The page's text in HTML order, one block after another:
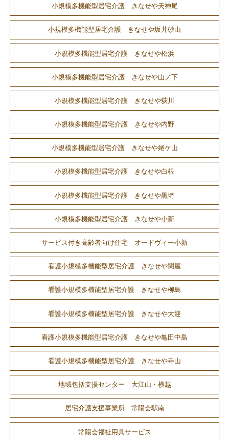
小規模多機能型居宅介護 きなせや天神尾
小規模多機能型居宅介護 きなせや坂井砂山
小規模多機能型居宅介護 きなせや松浜
小規模多機能型居宅介護 きなせや山ノ下
小規模多機能型居宅介護 きなせや荻川
小規模多機能型居宅介護 きなせや内野
小規模多機能型居宅介護 きなせや姥ケ山
小規模多機能型居宅介護 きなせや白根
小規模多機能型居宅介護 きなせや黒埼
小規模多機能型居宅介護 きなせや小新
サービス付き高齢者向け住宅 オードヴィー小新
看護小規模多機能型居宅介護 きなせや関屋
看護小規模多機能型居宅介護 きなせや柳島
看護小規模多機能型居宅介護 きなせや大迎
看護小規模多機能型居宅介護 きなせや亀田中島
看護小規模多機能型居宅介護 きなせや寺山
地域包括支援センター 大江山・横越
居宅介護支援事業所 常陽会駅南
常陽会福祉用具サービス